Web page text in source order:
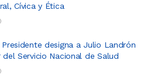
Cívica y Ética
designa a Julio Landrón
Servicio Nacional de Salud